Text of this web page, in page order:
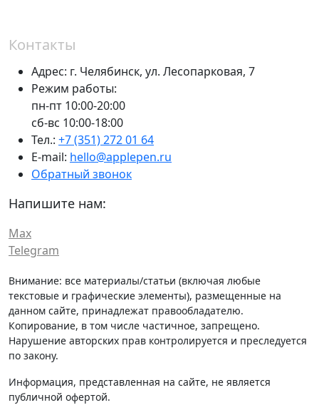
Контакты
Адрес: г. Челябинск, ул. Лесопарковая, 7
Режим работы:
пн-пт 10:00-20:00
сб-вс 10:00-18:00
Тел.: +7 (351) 272 01 64
E-mail: hello@applepen.ru
Обратный звонок
Напишите нам:
Max
Telegram
Внимание: все материалы/статьи (включая любые
текстовые и графические элементы), размещенные на
данном сайте, принадлежат правообладателю.
Копирование, в том числе частичное, запрещено.
Нарушение авторских прав контролируется и преследуется
по закону.
Информация, представленная на сайте, не является
публичной офертой.